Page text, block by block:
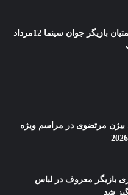
درگذشت مریم همتیان بازیگر جوان سینما 12مرداد
بیژن مرتضوی در مراسم ویژه
بازیگر معروف در لباس
شد